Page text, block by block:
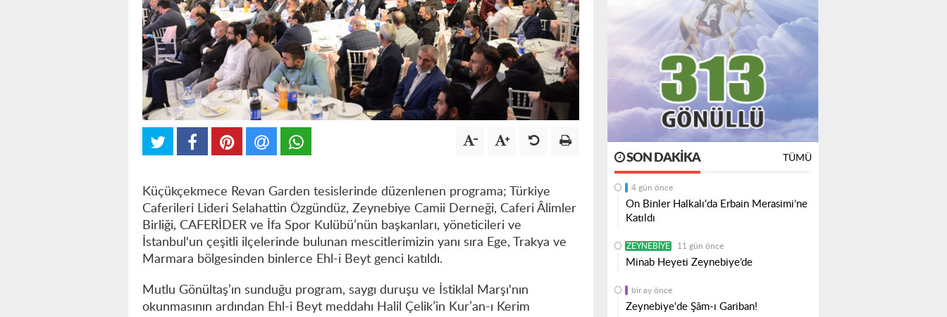
Küçükçekmece Revan Garden tesislerinde düzenlenen programa; Türkiye
Caferileri Lideri Selahattin Özgündüz, Zeynebiye Camii Derneği, Caferi Âlimler
Birliği, CAFERİDER ve İfa Spor Kulübü’nün başkanları, yöneticileri ve
İstanbul'un çeşitli ilçelerinde bulunan mescitlerimizin yanı sıra Ege, Trakya ve
Marmara bölgesinden binlerce Ehl-i Beyt genci katıldı.
Mutlu Gönültaş’ın sunduğu program, saygı duruşu ve İstiklal Marşı'nın
okunmasının ardından Ehl-i Beyt meddahı Halil Çelik’in Kur’an-ı Kerim
SON DAKIKA TÜMÜ
4 gün önce
On Binler Halkalı'da Erbain Merasimi’ne
Katıldı
ZEYNEBIYE 11 gün önce
Minab Heyeti Zeynebiye’de
bir ay önce
Zeynebiye'de Şâm-ı Gariban!